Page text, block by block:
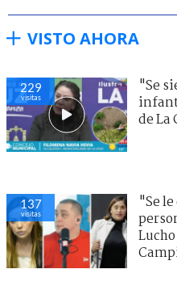
VISTO AHORA
229
visitas
"Se
de La
137
visitas
"Se